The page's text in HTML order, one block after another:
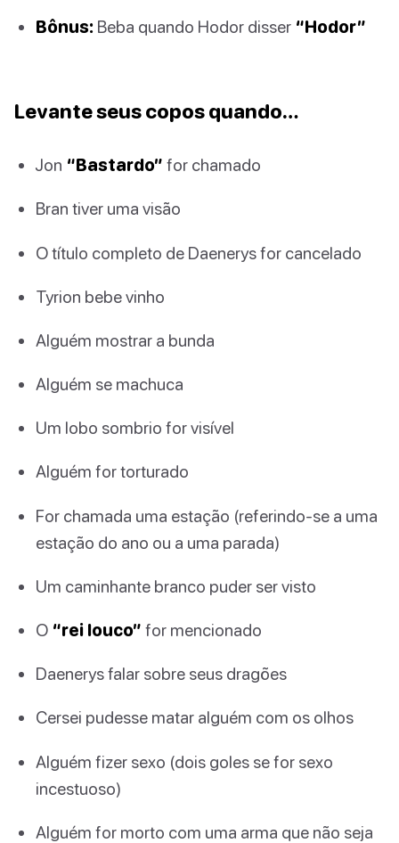
Bônus: Beba quando Hodor disser “Hodor”
Levante seus copos quando…
Jon “Bastardo” for chamado
Bran tiver uma visão
O título completo de Daenerys for cancelado
Tyrion bebe vinho
Alguém mostrar a bunda
Alguém se machuca
Um lobo sombrio for visível
Alguém for torturado
For chamada uma estação (referindo-se a uma
estação do ano ou a uma parada)
Um caminhante branco puder ser visto
O “rei louco” for mencionado
Daenerys falar sobre seus dragões
Cersei pudesse matar alguém com os olhos
Alguém fizer sexo (dois goles se for sexo
incestuoso)
Alguém for morto com uma arma que não seja